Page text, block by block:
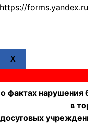
https://
X
о фактах нарушения
в
досуговых